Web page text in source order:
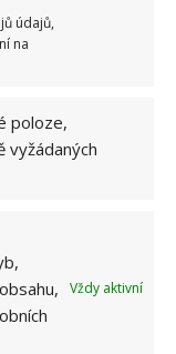
údajů,
na
poloze,
vyžádaných
Vždy aktivní